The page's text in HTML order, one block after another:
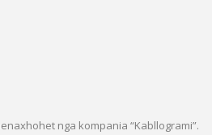
nga kompania “Kabllogrami”.